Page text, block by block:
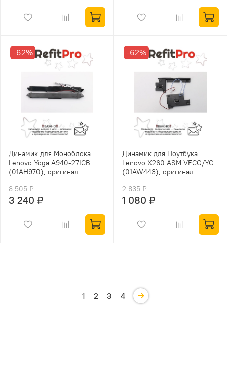
-62%
Динамик для Моноблока
Lenovo Yoga A940-27ICB
(01AH970), оригинал
8 505 ₽
3 240 ₽
-62%
Динамик для Ноутбука
Lenovo X260 ASM VECO/YC
(01AW443), оригинал
2 835 ₽
1 080 ₽
1 2 3 4